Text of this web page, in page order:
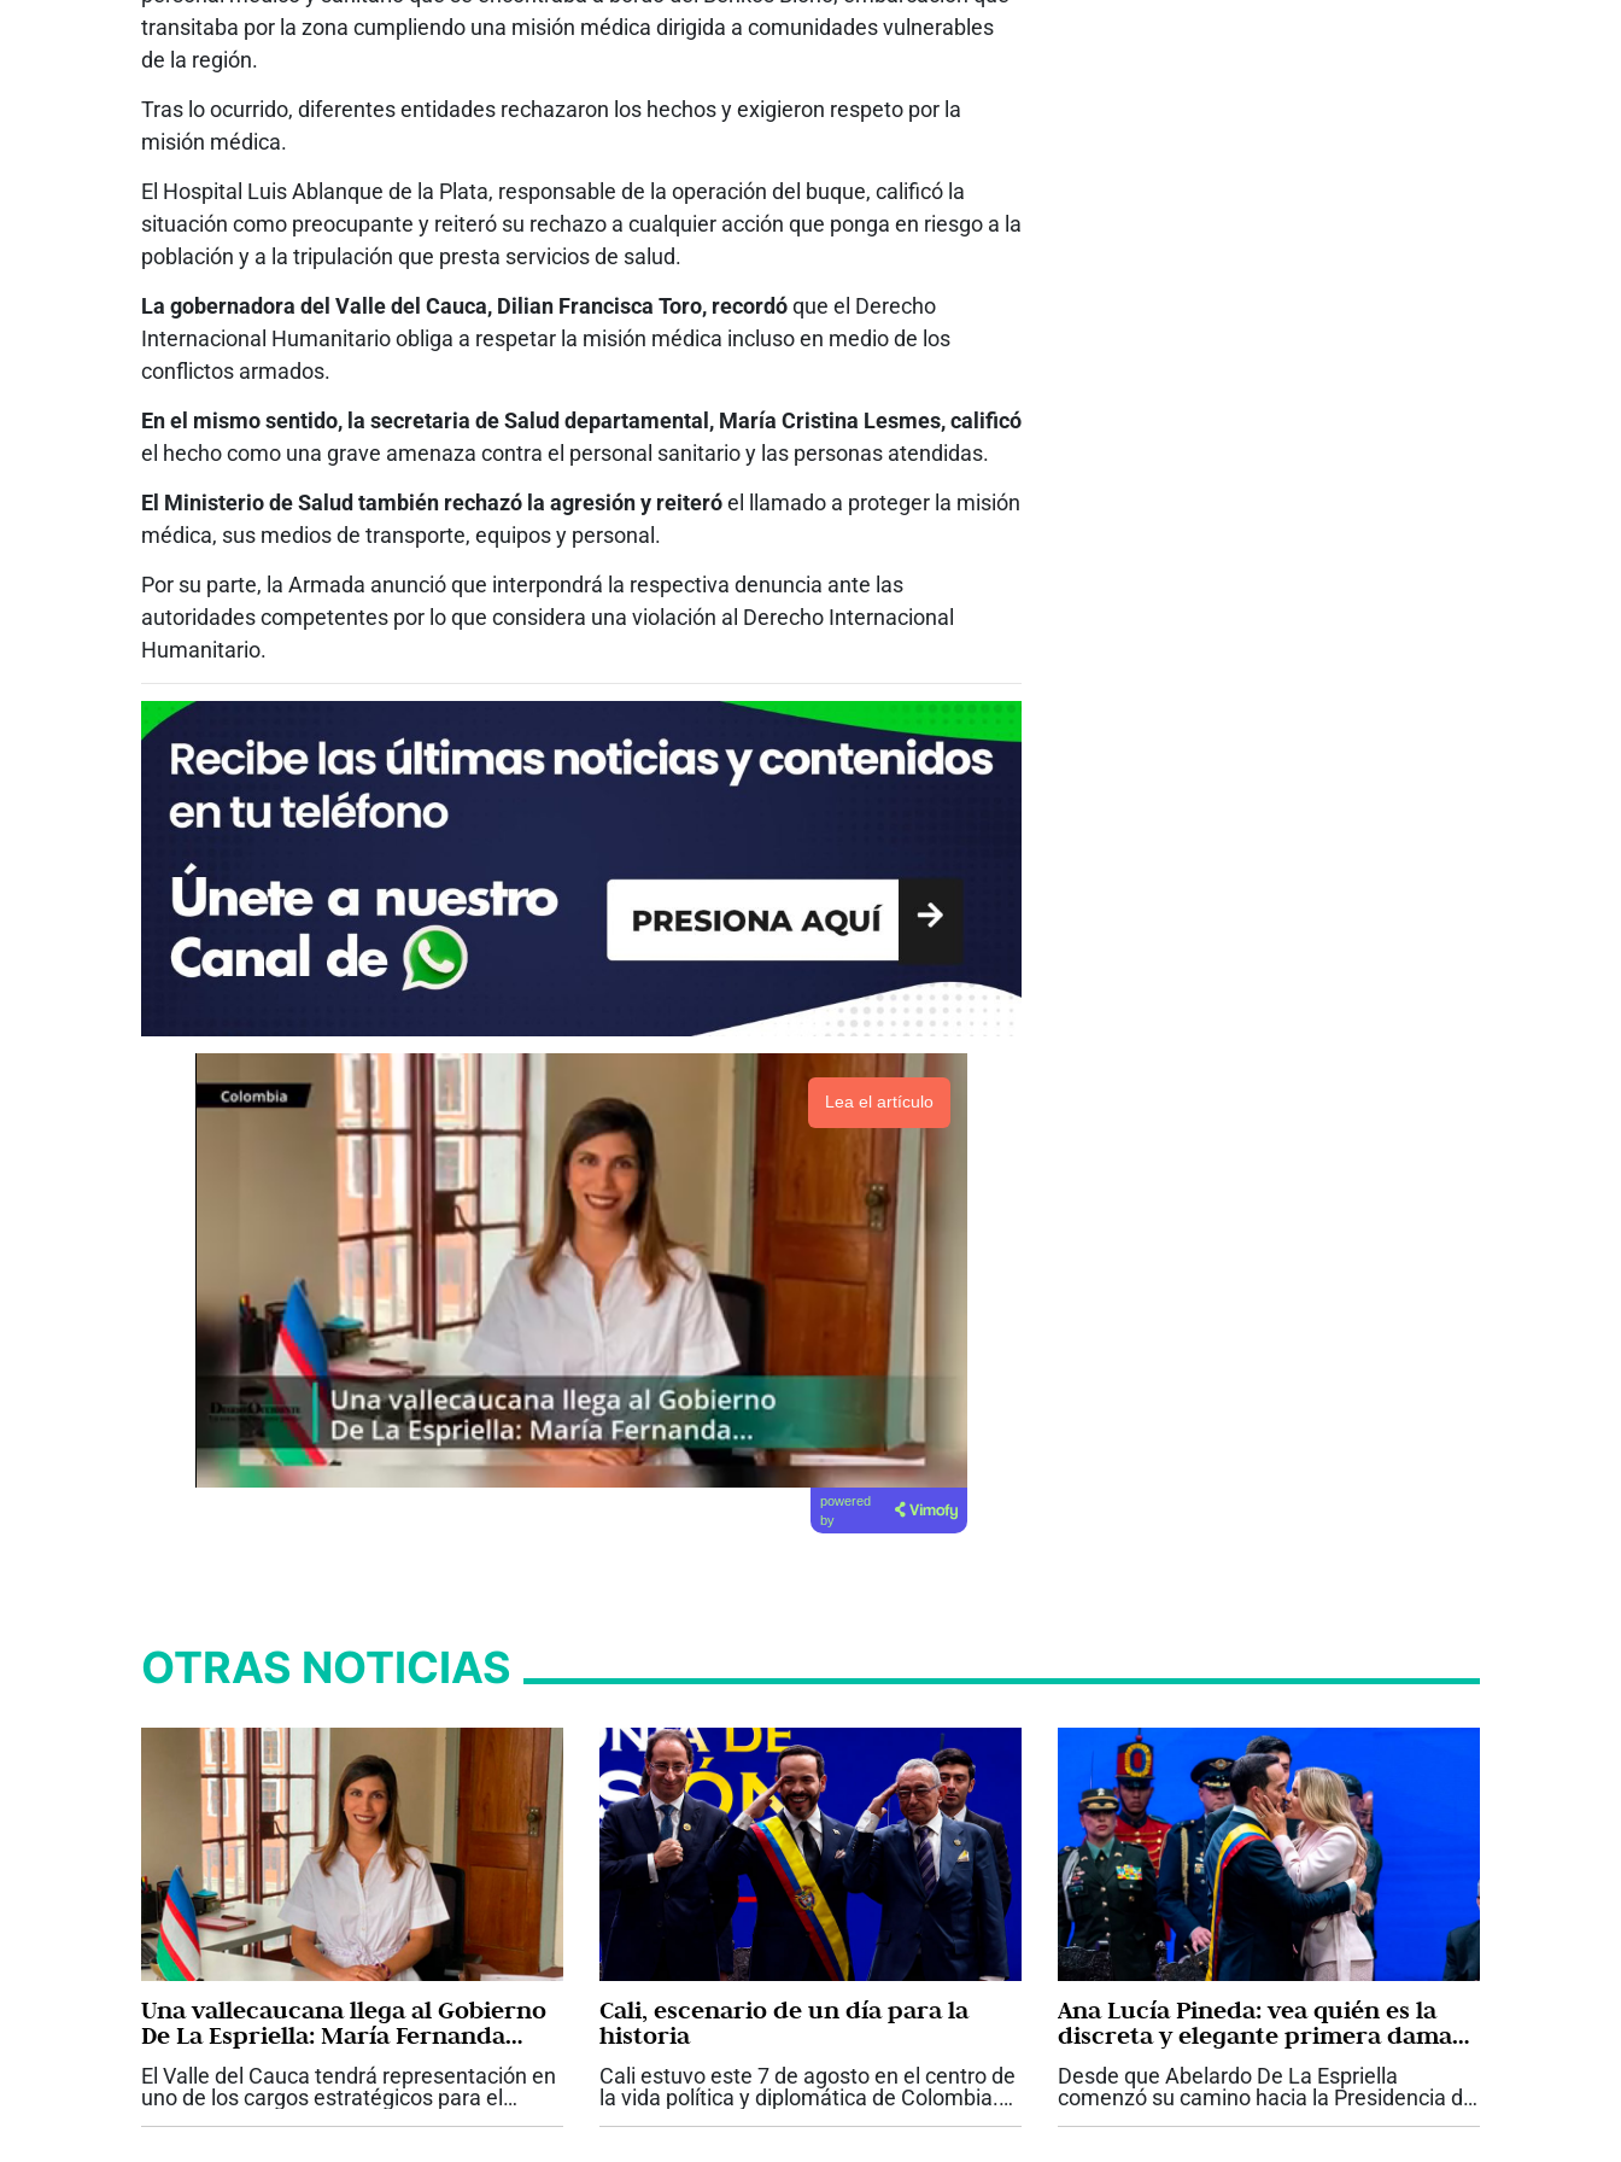
transitaba por la zona cumpliendo una misión médica dirigida a comunidades vulnerables
de la región.
Tras lo ocurrido, diferentes entidades rechazaron los hechos y exigieron respeto por la
misión médica.
El Hospital Luis Ablanque de la Plata, responsable de la operación del buque, calificó la
situación como preocupante y reiteró su rechazo a cualquier acción que ponga en riesgo a la
población y a la tripulación que presta servicios de salud.
La gobernadora del Valle del Cauca, Dilian Francisca Toro, recordóque el Derecho
Internacional Humanitario obliga a respetar la misión médica incluso en medio de los
conflictos armados.
En el mismo sentido, la secretaria de Salud departamental, María Cristina Lesmes, calificó
el hecho como una grave amenaza contra el personal sanitario y las personas atendidas.
El Ministerio de Salud también rechazó la agresión y reiteróel llamado a proteger la misión
médica, sus medios de transporte, equipos y personal.
Por su parte, la Armada anunció que interpondrá la respectiva denuncia ante las
autoridades competentes por lo que considera una violación al Derecho Internacional
Humanitario.
Lea el artículo
powered
by
OTRAS NOTICIAS
Una vallecaucana llega al Gobierno
De La Espriella: María Fernanda
Santa, nueva viceministra de
Infraestructura
El Valle del Cauca tendrá representación en
uno de los cargos estratégicos para el
Cali, escenario de un día para la
historia
Cali estuvo este 7 de agosto en el centro de
la vida política y diplomática de Colombia.
Ana Lucía Pineda: vea quién es la
discreta y elegante primera dama
que acompaña a Abelardo De La
Espriella
Desde que Abelardo De La Espriella
comenzó su camino hacia la Presidencia de